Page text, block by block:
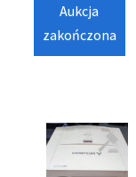
Aukcja
zakończona